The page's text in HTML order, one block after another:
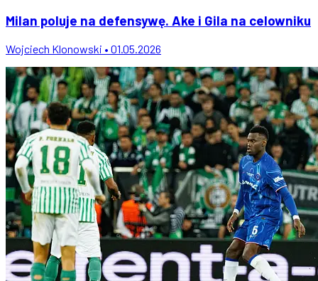
Milan poluje na defensywę. Ake i Gila na celowniku
Wojciech Klonowski • 01.05.2026